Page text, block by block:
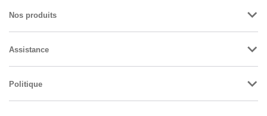
Nos produits
Assistance
Politique